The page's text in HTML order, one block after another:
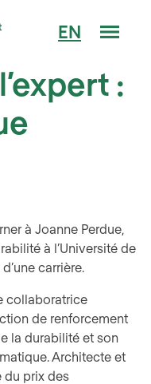
EN
:
à Joanne Perdue,
à l’Université de
carrière.
collaboratrice
de renforcement
la durabilité et son
Architecte et
du prix des